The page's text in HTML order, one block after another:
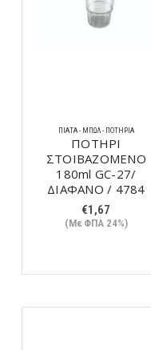
ΠΙΆΤΑ - ΜΠΩΛ - ΠΟΤΉΡΙΑ
ΠΟΤΗΡΙ
ΣΤΟΙΒΑΖΟΜΕΝΟ
180ml GC-27/
ΔΙΑΦΑΝΟ / 4784
€1,67
(Με ΦΠΑ 24%)